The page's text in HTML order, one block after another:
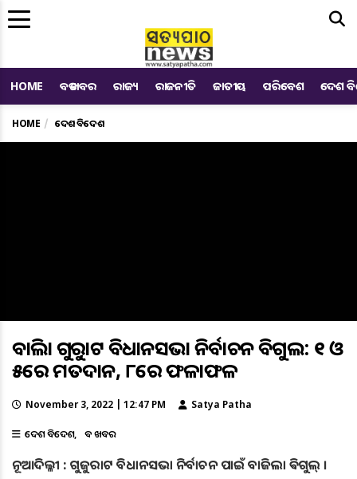
HOME ବଡ ଖବର ରାଜ୍ୟ ରାଜନୀତି ଜାତୀୟ ପରିବେଶ ଦେଶ
HOME ଦେଶ ବିଦେଶ
ବାଜିଲା ଗୁଜୁରାଟ ବିଧାନସଭା ନିର୍ବାଚନ ବିଗୁଲ: ୧ ଓ
୫ରେ ମତଦାନ, ୮ରେ ଫଳାଫଳ
November 3, 2022 | 12:47 PM Satya Patha
ଦେଶ ବିଦେଶ ବଡ ଖବର
ନୂଆଦିଲ୍ଳୀ : ଗୁଜୁରାଟ ବିଧାନସଭା ନିର୍ବାଚନ ପାଇଁ ବାଜିଲା ଵିଗୁଲ୍ ।